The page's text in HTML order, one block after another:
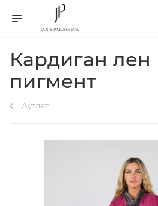
Кардиган лен
пигмент
Аутлет